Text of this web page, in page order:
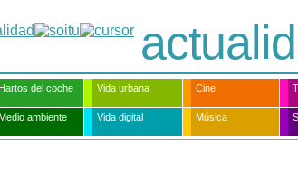
Hartos del coche Vida urbana Cine
ambiente Vida digital Música